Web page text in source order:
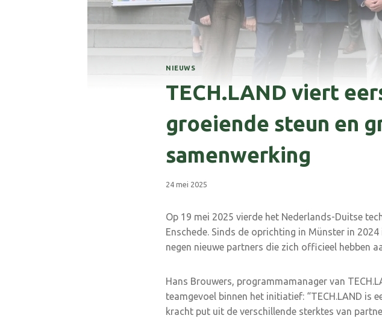
NIEUWS
TECH.LAND viert
groeiende steun en
samenwerking
24 mei 2025
Op 19 mei 2025 vierde het Nederlands-Duitse
Enschede. Sinds de oprichting in Münster in
negen nieuwe partners die zich officieel hebben
Hans Brouwers, programmamanager van
teamgevoel binnen het initiatief: “TECH.LAND is
kracht put uit de verschillende sterktes van